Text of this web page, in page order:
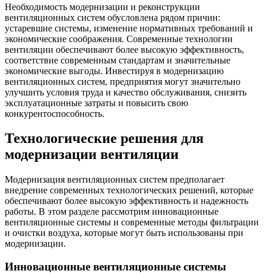
Необходимость модернизации и реконструкции
вентиляционных систем обусловлена рядом причин:
устаревшие системы, изменение нормативных требований и
экономические соображения. Современные технологии
вентиляции обеспечивают более высокую эффективность,
соответствие современным стандартам и значительные
экономические выгоды. Инвестируя в модернизацию
вентиляционных систем, предприятия могут значительно
улучшить условия труда и качество обслуживания, снизить
эксплуатационные затраты и повысить свою
конкурентоспособность.
Технологические решения для
модернизации вентиляции
Модернизация вентиляционных систем предполагает
внедрение современных технологических решений, которые
обеспечивают более высокую эффективность и надежность
работы. В этом разделе рассмотрим инновационные
вентиляционные системы и современные методы фильтрации
и очистки воздуха, которые могут быть использованы при
модернизации.
Инновационные вентиляционные системы